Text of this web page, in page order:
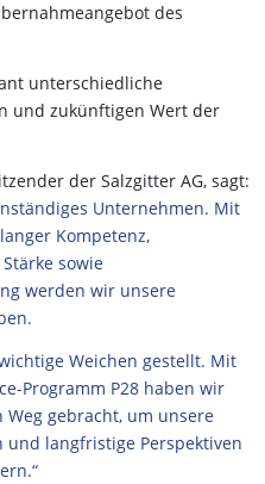
des
unterschiedliche
und zukünftigen Wert der
der Salzgitter AG, sagt:
Unternehmen. Mit
Kompetenz,
sowie
werden wir unsere
Weichen gestellt. Mit
Programm P28 haben wir
gebracht, um unsere
langfristige Perspektiven